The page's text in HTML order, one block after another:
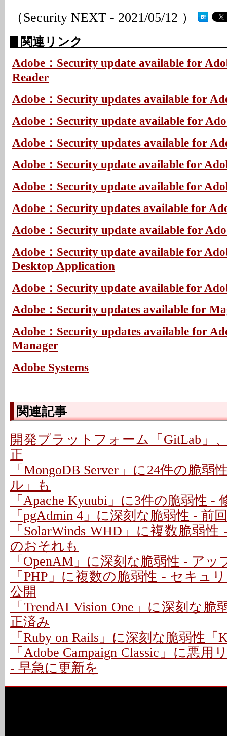
（Security NEXT - 2021/05/12 ）
関連リンク
Adobe：Security update available for
Reader
Adobe：Security updates available for
Adobe：Security update available for
Adobe：Security updates available for
Adobe：Security update available for
Adobe：Security update available for
Adobe：Security updates available for
Adobe：Security update available for
Adobe：Security update available for
Desktop Application
Adobe：Security update available for
Adobe：Security updates available for
Adobe：Security updates available for
Manager
Adobe Systems
関連記事
開発プラットフォーム「GitLab」
正
「MongoDB Server」に24件の脆
ル」も
「Apache Kyuubi」に3件の脆弱性 -
「pgAdmin 4」に深刻な脆弱性 - 前
「SolarWinds WHD」に複数脆弱
のおそれも
「OpenAM」に深刻な脆弱性 - ア
「PHP」に複数の脆弱性 - セキュ
公開
「TrendAI Vision One」に深刻な脆
正済み
「Ruby on Rails」に深刻な脆弱性「
「Adobe Campaign Classic」に悪
- 早急に更新を